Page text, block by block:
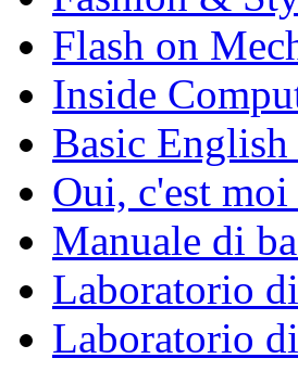
Flash on
Inside
Basic
Oui, c'est
Manuale di
Laboratorio
Laboratorio